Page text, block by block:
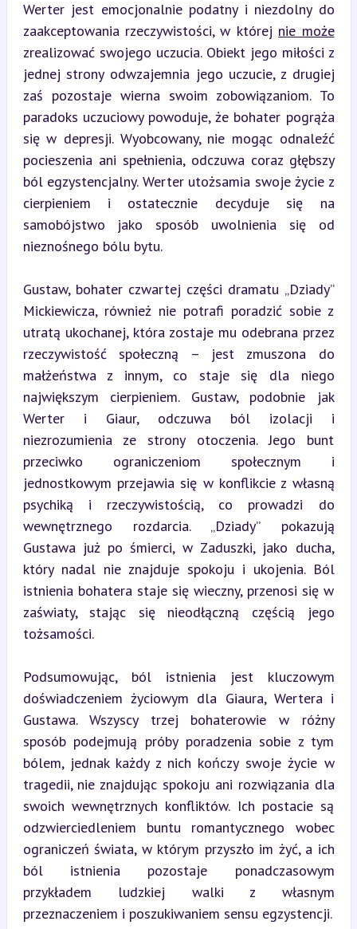
Werter jest emocjonalnie podatny i niezdolny do
zaakceptowania rzeczywistości, w której nie może
zrealizować swojego uczucia. Obiekt jego miłości z
jednej strony odwzajemnia jego uczucie, z drugiej
zaś pozostaje wierna swoim zobowiązaniom. To
paradoks uczuciowy powoduje, że bohater pogrąża
się w depresji. Wyobcowany, nie mogąc odnaleźć
pocieszenia ani spełnienia, odczuwa coraz głębszy
ból egzystencjalny. Werter utożsamia swoje życie z
cierpieniem i ostatecznie decyduje się na
samobójstwo jako sposób uwolnienia się od
nieznośnego bólu bytu.
Gustaw, bohater czwartej części dramatu „Dziady”
Mickiewicza, również nie potrafi poradzić sobie z
utratą ukochanej, która zostaje mu odebrana przez
rzeczywistość społeczną – jest zmuszona do
małżeństwa z innym, co staje się dla niego
największym cierpieniem. Gustaw, podobnie jak
Werter i Giaur, odczuwa ból izolacji i
niezrozumienia ze strony otoczenia. Jego bunt
przeciwko ograniczeniom społecznym i
jednostkowym przejawia się w konflikcie z własną
psychiką i rzeczywistością, co prowadzi do
wewnętrznego rozdarcia. „Dziady” pokazują
Gustawa już po śmierci, w Zaduszki, jako ducha,
który nadal nie znajduje spokoju i ukojenia. Ból
istnienia bohatera staje się wieczny, przenosi się w
zaświaty, stając się nieodłączną częścią jego
tożsamości.
Podsumowując, ból istnienia jest kluczowym
doświadczeniem życiowym dla Giaura, Wertera i
Gustawa. Wszyscy trzej bohaterowie w różny
sposób podejmują próby poradzenia sobie z tym
bólem, jednak każdy z nich kończy swoje życie w
tragedii, nie znajdując spokoju ani rozwiązania dla
swoich wewnętrznych konfliktów. Ich postacie są
odzwierciedleniem buntu romantycznego wobec
ograniczeń świata, w którym przyszło im żyć, a ich
ból istnienia pozostaje ponadczasowym
przykładem ludzkiej walki z własnym
przeznaczeniem i poszukiwaniem sensu egzystencji.